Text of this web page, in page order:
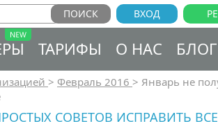
ВХОД
ТАРИФЫ О НАС БЛОГ
> Февраль 2016 > Январь не
СОВЕТОВ ИСПРАВИТЬ